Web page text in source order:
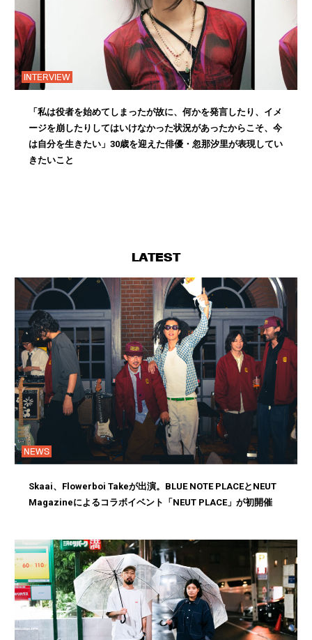
INTERVIEW
「私は役者を始めてしまったが故に、何かを発言したり、イメ
ージを崩したりしてはいけなかった状況があったからこそ、今
は自分を生きたい」30歳を迎えた俳優・忽那汐里が表現してい
きたいこと
LATEST
NEWS
Skaai、Flowerboi Takeが出演。BLUE NOTE PLACEとNEUT
Magazineによるコラボイベント「NEUT PLACE」が初開催